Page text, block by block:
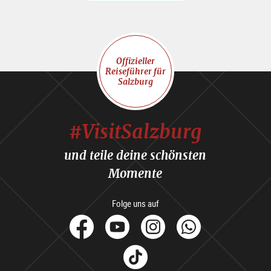
Offizieller
Reiseführer für
Salzburg
#VisitSalzburg
und teile deine schönsten
Momente
Folge uns auf
facebook
YoutubeInstagram
Tik